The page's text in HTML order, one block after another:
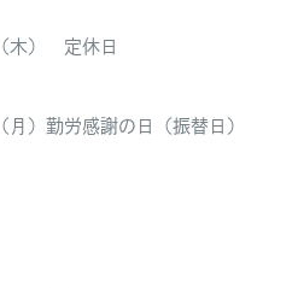
木） 定休日
月）勤労感謝の日（振替日）